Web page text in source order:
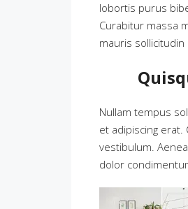
lobortis purus
Curabitur massa
mauris sollicitudin
Nullam tempus
et adipiscing
vestibulum.
dolor